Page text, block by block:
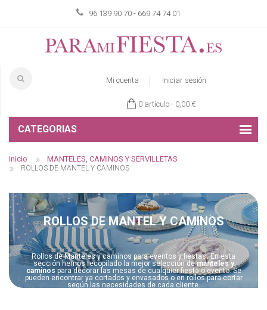
96 139 90 70 - 669 74 74 01
Mi cuenta Iniciar sesión
0 artículo - 0,00 €
CATEGORIAS
Inicio MANTELES, CAMINOS Y SERVILLETAS
ROLLOS DE MANTEL Y CAMINOS
ROLLOS DE MANTEL Y CAMINOS
Rollos de Manteles y caminos para eventos y fiestas.En esta
sección hemos recopilado la mejor selección demanteles y
caminospara decorar las mesas de cualquier fiesta o evento. Se
pueden encontrar ya cortados y envasados o en rollos para cortar
según las necesidades de cada cliente.